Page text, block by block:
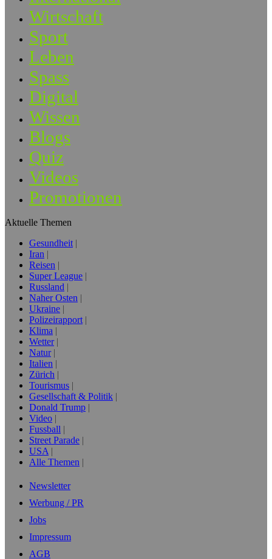
Wirtschaft
Sport
Leben
Spass
Digital
Wissen
Blogs
Quiz
Videos
Promotionen
Aktuelle Themen
Gesundheit
Iran
Reisen
Super League
Russland
Naher Osten
Ukraine
Polizeirapport
Klima
Wetter
Natur
Italien
Zürich
Tourismus
Gesellschaft & Politik
Donald Trump
Video
Fussball
Street Parade
USA
Alle Themen
Newsletter
Werbung / PR
Jobs
Impressum
AGB